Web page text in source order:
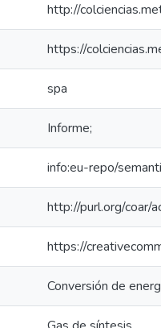
http://
https://
spa
Informe;
info:eu-repo/
http://purl.org/coar/
https://
Conversión de